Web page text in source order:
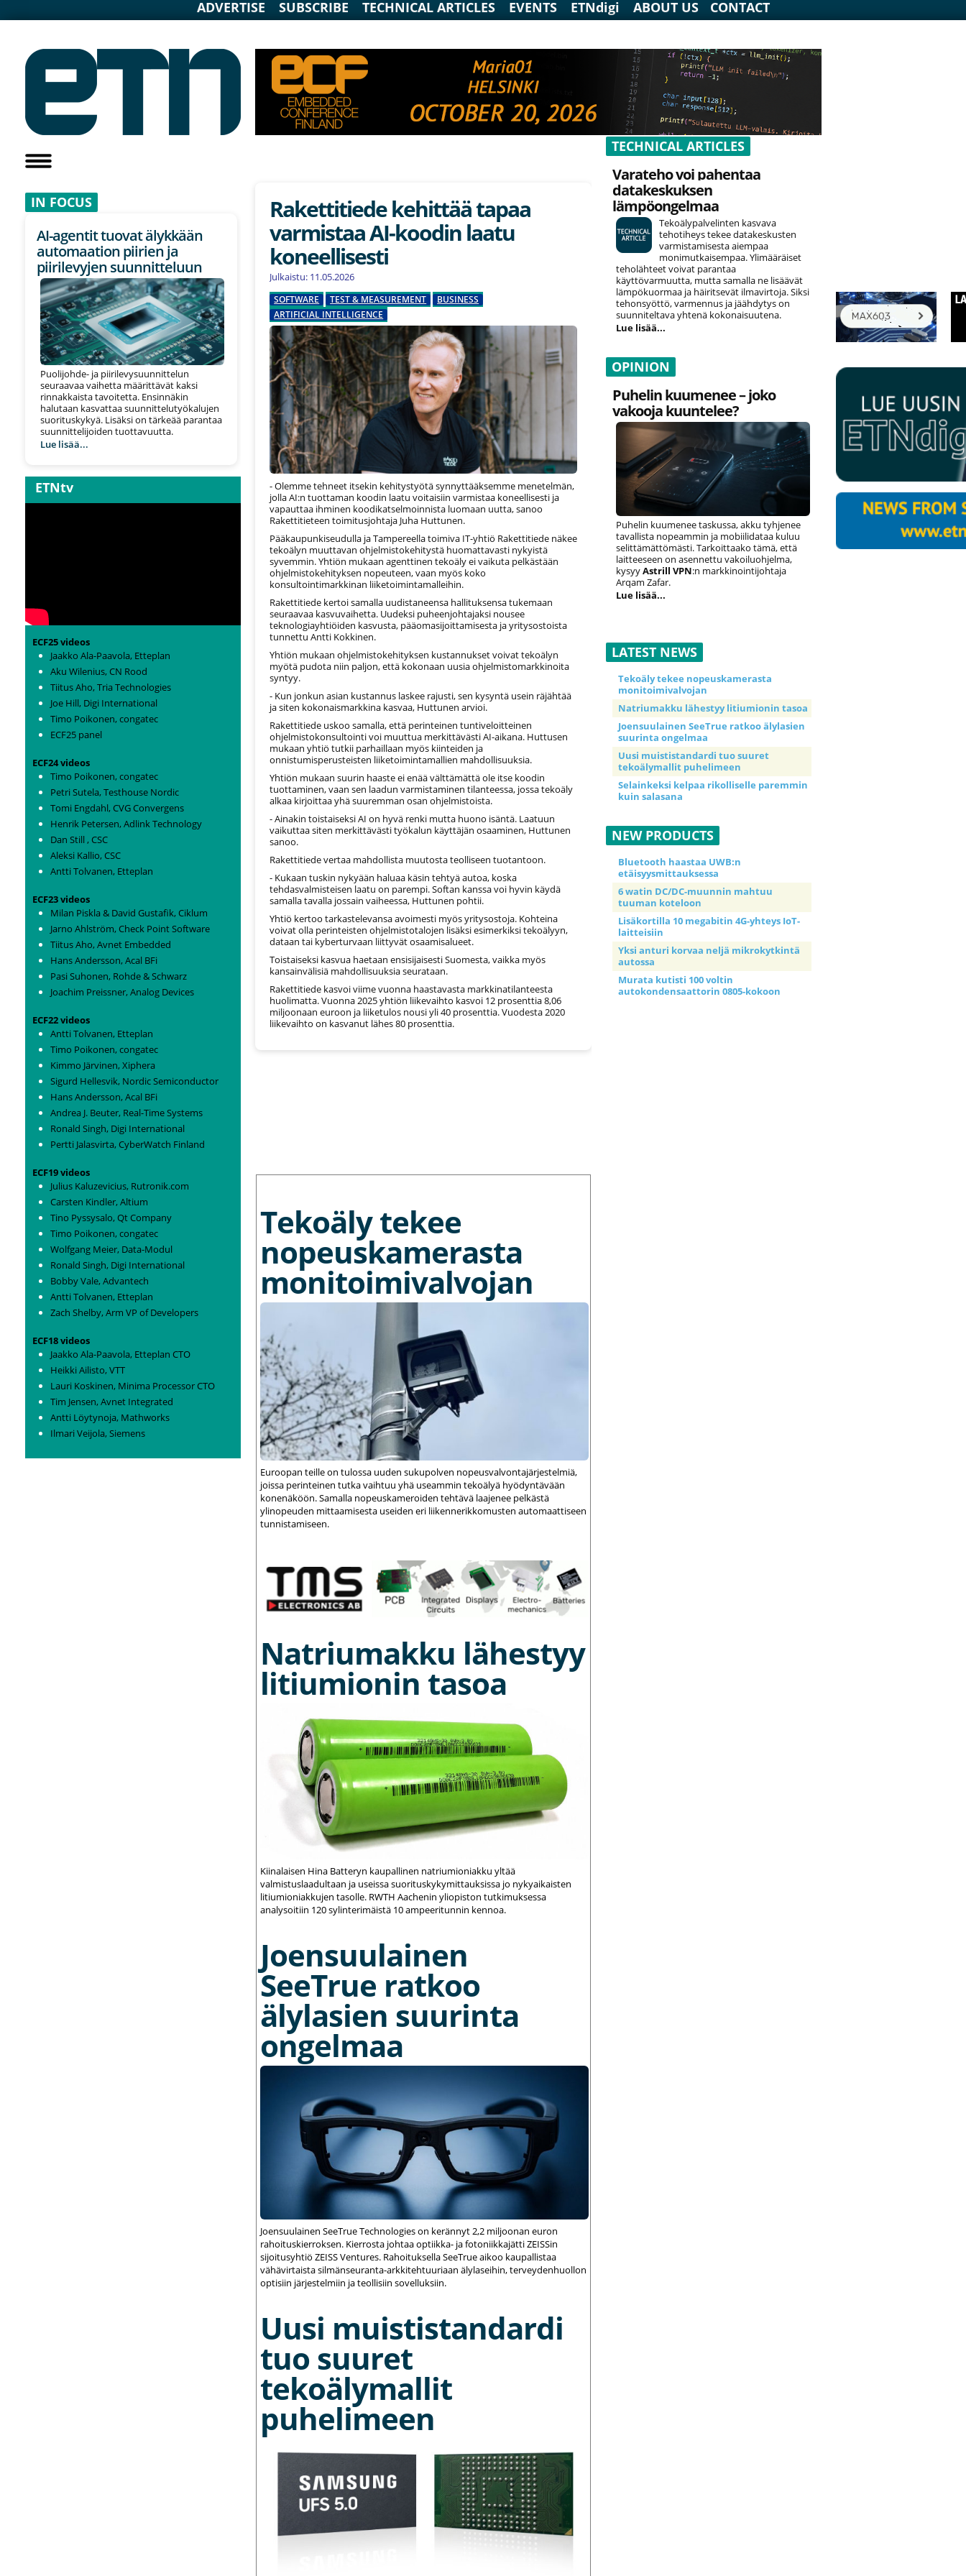
ADVERTISE SUBSCRIBE TECHNICAL ARTICLES EVENTS ETNdigi ABOUT US CONTACT
IN FOCUS
AI-agentit tuovat älykkään
automaation piirien ja
piirilevyjen suunnitteluun
Puolijohde- ja piirilevysuunnittelun
seuraavaa vaihetta määrittävät kaksi
rinnakkaista tavoitetta. Ensinnäkin
halutaan kasvattaa suunnittelutyökalujen
suorituskykyä. Lisäksi on tärkeää parantaa
suunnittelijoiden tuottavuutta.
Lue lisää...
ETNtv
ECF25 videos
Jaakko Ala-Paavola, Etteplan
Aku Wilenius, CN Rood
Tiitus Aho, Tria Technologies
Joe Hill, Digi International
Timo Poikonen, congatec
ECF25 panel
ECF24 videos
Timo Poikonen, congatec
Petri Sutela, Testhouse Nordic
Tomi Engdahl, CVG Convergens
Henrik Petersen, Adlink Technology
Dan Still , CSC
Aleksi Kallio, CSC
Antti Tolvanen, Etteplan
ECF23 videos
Milan Piskla & David Gustafik, Ciklum
Jarno Ahlström, Check Point Software
Tiitus Aho, Avnet Embedded
Hans Andersson, Acal BFi
Pasi Suhonen, Rohde & Schwarz
Joachim Preissner, Analog Devices
ECF22 videos
Antti Tolvanen, Etteplan
Timo Poikonen, congatec
Kimmo Järvinen, Xiphera
Sigurd Hellesvik, Nordic Semiconductor
Hans Andersson, Acal BFi
Andrea J. Beuter, Real-Time Systems
Ronald Singh, Digi International
Pertti Jalasvirta, CyberWatch Finland
ECF19 videos
Julius Kaluzevicius, Rutronik.com
Carsten Kindler, Altium
Tino Pyssysalo, Qt Company
Timo Poikonen, congatec
Wolfgang Meier, Data-Modul
Ronald Singh, Digi International
Bobby Vale, Advantech
Antti Tolvanen, Etteplan
Zach Shelby, Arm VP of Developers
ECF18 videos
Jaakko Ala-Paavola, Etteplan CTO
Heikki Ailisto, VTT
Lauri Koskinen, Minima Processor CTO
Tim Jensen, Avnet Integrated
Antti Löytynoja, Mathworks
Ilmari Veijola, Siemens
Rakettitiede kehittää tapaa
varmistaa AI-koodin laatu
koneellisesti
Julkaistu: 11.05.2026
SOFTWARE TEST & MEASUREMENT
BUSINESS
ARTIFICIAL INTELLIGENCE
- Olemme tehneet itsekin kehitystyötä synnyttääksemme menetelmän,
jolla AI:n tuottaman koodin laatu voitaisiin varmistaa koneellisesti ja
vapauttaa ihminen koodikatselmoinnista luomaan uutta, sanoo
Rakettitieteen toimitusjohtaja Juha Huttunen.
Pääkaupunkiseudulla ja Tampereella toimiva IT-yhtiö Rakettitiede näkee
tekoälyn muuttavan ohjelmistokehitystä huomattavasti nykyistä
syvemmin. Yhtiön mukaan agenttinen tekoäly ei vaikuta pelkästään
ohjelmistokehityksen nopeuteen, vaan myös koko
konsultointimarkkinan liiketoimintamalleihin.
Rakettitiede kertoi samalla uudistaneensa hallituksensa tukemaan
seuraavaa kasvuvaihetta. Uudeksi puheenjohtajaksi nousee
teknologiayhtiöiden kasvusta, pääomasijoittamisesta ja yritysostoista
tunnettu Antti Kokkinen.
Yhtiön mukaan ohjelmistokehityksen kustannukset voivat tekoälyn
myötä pudota niin paljon, että kokonaan uusia ohjelmistomarkkinoita
syntyy.
- Kun jonkun asian kustannus laskee rajusti, sen kysyntä usein räjähtää
ja siten kokonaismarkkina kasvaa, Huttunen arvioi.
Rakettitiede uskoo samalla, että perinteinen tuntiveloitteinen
ohjelmistokonsultointi voi muuttua merkittävästi AI-aikana. Huttusen
mukaan yhtiö tutkii parhaillaan myös kiinteiden ja
onnistumisperusteisten liiketoimintamallien mahdollisuuksia.
Yhtiön mukaan suurin haaste ei enää välttämättä ole itse koodin
tuottaminen, vaan sen laadun varmistaminen tilanteessa, jossa tekoäly
alkaa kirjoittaa yhä suuremman osan ohjelmistoista.
- Ainakin toistaiseksi AI on hyvä renki mutta huono isäntä. Laatuun
vaikuttaa siten merkittävästi työkalun käyttäjän osaaminen, Huttunen
sanoo.
Rakettitiede vertaa mahdollista muutosta teolliseen tuotantoon.
- Kukaan tuskin nykyään haluaa käsin tehtyä autoa, koska
tehdasvalmisteisen laatu on parempi. Softan kanssa voi hyvin käydä
samalla tavalla jossain vaiheessa, Huttunen pohtii.
Yhtiö kertoo tarkastelevansa avoimesti myös yritysostoja. Kohteina
voivat olla perinteisten ohjelmistotalojen lisäksi esimerkiksi tekoälyyn,
dataan tai kyberturvaan liittyvät osaamisalueet.
Toistaiseksi kasvua haetaan ensisijaisesti Suomesta, vaikka myös
kansainvälisiä mahdollisuuksia seurataan.
Rakettitiede kasvoi viime vuonna haastavasta markkinatilanteesta
huolimatta. Vuonna 2025 yhtiön liikevaihto kasvoi 12 prosenttia 8,06
miljoonaan euroon ja liiketulos nousi yli 40 prosenttia. Vuodesta 2020
liikevaihto on kasvanut lähes 80 prosenttia.
Tekoäly tekee
nopeuskamerasta
monitoimivalvojan
Euroopan teille on tulossa uuden sukupolven nopeusvalvontajärjestelmiä,
joissa perinteinen tutka vaihtuu yhä useammin tekoälyä hyödyntävään
konenäköön. Samalla nopeuskameroiden tehtävä laajenee pelkästä
ylinopeuden mittaamisesta useiden eri liikennerikkomusten automaattiseen
tunnistamiseen.
Natriumakku lähestyy
litiumionin tasoa
Kiinalaisen Hina Batteryn kaupallinen natriumioniakku yltää
valmistuslaadultaan ja useissa suorituskykymittauksissa jo nykyaikaisten
litiumioniakkujen tasolle. RWTH Aachenin yliopiston tutkimuksessa
analysoitiin 120 sylinterimäistä 10 ampeeritunnin kennoa.
Joensuulainen
SeeTrue ratkoo
älylasien suurinta
ongelmaa
Joensuulainen SeeTrue Technologies on kerännyt 2,2 miljoonan euron
rahoituskierroksen. Kierrosta johtaa optiikka- ja fotoniikkajätti ZEISSin
sijoitusyhtiö ZEISS Ventures. Rahoituksella SeeTrue aikoo kaupallistaa
vähävirtaista silmänseuranta-arkkitehtuuriaan älylaseihin, terveydenhuollon
optisiin järjestelmiin ja teollisiin sovelluksiin.
Uusi muististandardi
tuo suuret
tekoälymallit
puhelimeen
TECHNICAL ARTICLES
Varateho voi pahentaa
datakeskuksen
lämpöongelmaa
Tekoälypalvelinten kasvava
tehotiheys tekee datakeskusten
varmistamisesta aiempaa
monimutkaisempaa. Ylimääräiset
teholähteet voivat parantaa
käyttövarmuutta, mutta samalla ne lisäävät
lämpökuormaa ja häiritsevät ilmavirtoja. Siksi
tehonsyöttö, varmennus ja jäähdytys on
suunniteltava yhtenä kokonaisuutena.
Lue lisää...
OPINION
Puhelin kuumenee – joko
vakooja kuuntelee?
Puhelin kuumenee taskussa, akku tyhjenee
tavallista nopeammin ja mobiilidataa kuluu
selittämättömästi. Tarkoittaako tämä, että
laitteeseen on asennettu vakoiluohjelma,
kysyyAstrill VPN:n markkinointijohtaja
Arqam Zafar.
Lue lisää...
LATEST NEWS
Tekoäly tekee nopeuskamerasta
monitoimivalvojan
Natriumakku lähestyy litiumionin tasoa
Joensuulainen SeeTrue ratkoo älylasien
suurinta ongelmaa
Uusi muististandardi tuo suuret
tekoälymallit puhelimeen
Selainkeksi kelpaa rikolliselle paremmin
kuin salasana
NEW PRODUCTS
Bluetooth haastaa UWB:n
etäisyysmittauksessa
6 watin DC/DC-muunnin mahtuu
tuuman koteloon
Lisäkortilla 10 megabitin 4G-yhteys IoT-
laitteisiin
Yksi anturi korvaa neljä mikrokytkintä
autossa
Murata kutisti 100 voltin
autokondensaattorin 0805-kokoon